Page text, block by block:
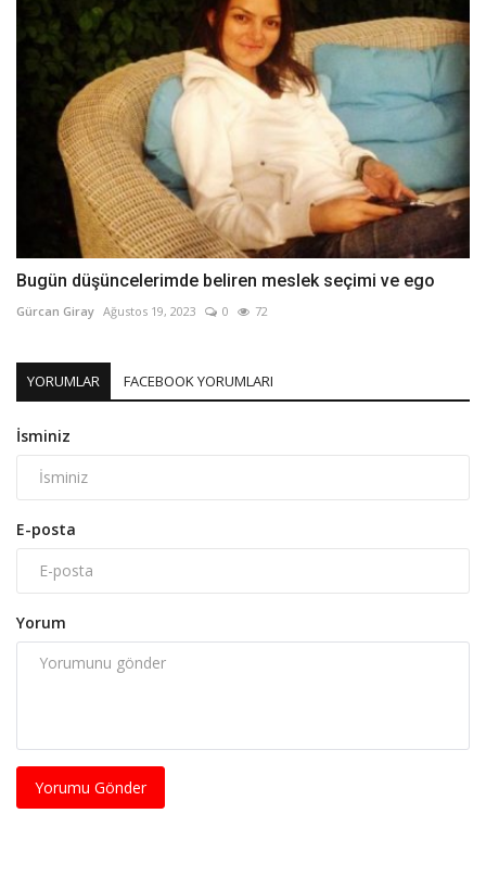
Bugün düşüncelerimde beliren meslek seçimi ve ego
Gürcan Giray Ağustos 19, 2023 0 72
YORUMLAR FACEBOOK YORUMLARI
İsminiz
E-posta
Yorum
Yorumu Gönder